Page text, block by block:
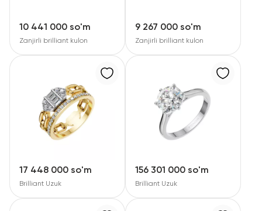
10 441 000 so'm
Zanjirli brilliant kulon
9 267 000 so'm
Zanjirli brilliant kulon
17 448 000 so'm
Brilliant Uzuk
156 301 000 so'm
Brilliant Uzuk